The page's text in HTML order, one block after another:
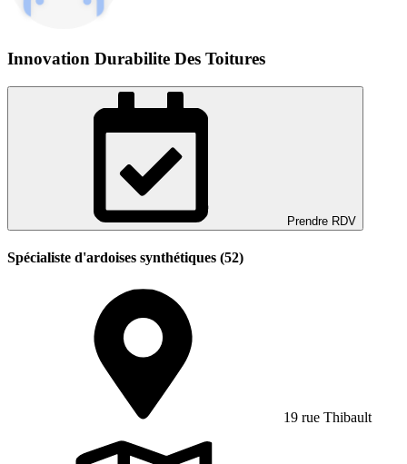
Innovation Durabilite Des Toitures
Prendre RDV
Spécialiste d'ardoises synthétiques (52)
19 rue Thibault